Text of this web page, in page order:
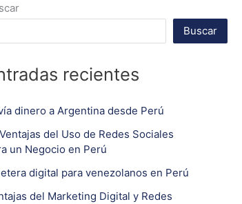
Buscar
recientes
dinero a Argentina desde Perú
del Uso de Redes Sociales
un Negocio en Perú
digital para venezolanos en Perú
del Marketing Digital y Redes